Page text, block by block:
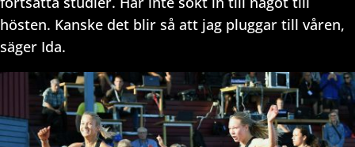
hösten. Kanske det blir så att jag pluggar till våren,
säger Ida.